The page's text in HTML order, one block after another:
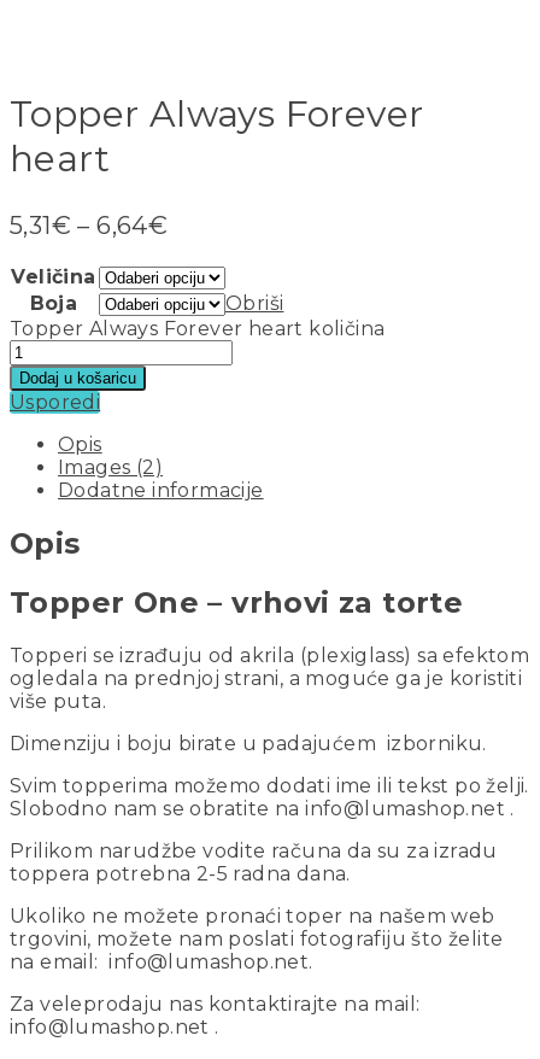
Topper Always Forever
heart
5,31€ –6,64€
Veličina
Boja
Obriši
Topper Always Forever heart količina
Dodaj u košaricu
Usporedi
Opis
Images (2)
Dodatne informacije
Opis
Topper One – vrhovi za torte
Topperi se izrađuju od akrila (plexiglass) sa efektom
ogledala na prednjoj strani, a moguće ga je koristiti
više puta.
Dimenziju i boju birate u padajućem izborniku.
Svim topperima možemo dodati ime ili tekst po želji.
Slobodno nam se obratite na info@lumashop.net .
Prilikom narudžbe vodite računa da su za izradu
toppera potrebna 2-5 radna dana.
Ukoliko ne možete pronaći toper na našem web
trgovini, možete nam poslati fotografiju što želite
na email: info@lumashop.net.
Za veleprodaju nas kontaktirajte na mail:
info@lumashop.net .